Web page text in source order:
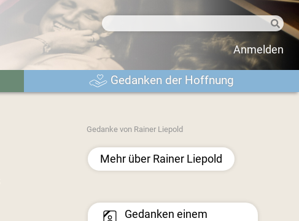
Anmelden
Gedanken der Hoffnung
Gedanke von Rainer Liepold
Mehr über Rainer Liepold
Gedanken einem